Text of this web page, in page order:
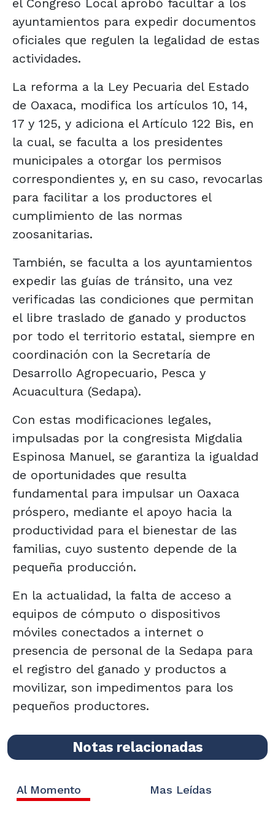
ayuntamientos para expedir documentos
oficiales que regulen la legalidad de estas
actividades.
La reforma a la Ley Pecuaria del Estado
de Oaxaca, modifica los artículos 10, 14,
17 y 125, y adiciona el Artículo 122 Bis, en
la cual, se faculta a los presidentes
municipales a otorgar los permisos
correspondientes y, en su caso, revocarlas
para facilitar a los productores el
cumplimiento de las normas
zoosanitarias.
También, se faculta a los ayuntamientos
expedir las guías de tránsito, una vez
verificadas las condiciones que permitan
el libre traslado de ganado y productos
por todo el territorio estatal, siempre en
coordinación con la Secretaría de
Desarrollo Agropecuario, Pesca y
Acuacultura (Sedapa).
Con estas modificaciones legales,
impulsadas por la congresista Migdalia
Espinosa Manuel, se garantiza la igualdad
de oportunidades que resulta
fundamental para impulsar un Oaxaca
próspero, mediante el apoyo hacia la
productividad para el bienestar de las
familias, cuyo sustento depende de la
pequeña producción.
En la actualidad, la falta de acceso a
equipos de cómputo o dispositivos
móviles conectados a internet o
presencia de personal de la Sedapa para
el registro del ganado y productos a
movilizar, son impedimentos para los
pequeños productores.
Notas relacionadas
Al Momento Mas Leídas